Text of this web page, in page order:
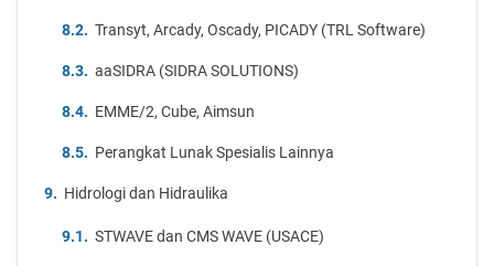
Transyt, Arcady, Oscady, PICADY (TRL Software)
aaSIDRA (SIDRA SOLUTIONS)
EMME/2, Cube, Aimsun
Perangkat Lunak Spesialis Lainnya
Hidrologi dan Hidraulika
STWAVE dan CMS WAVE (USACE)